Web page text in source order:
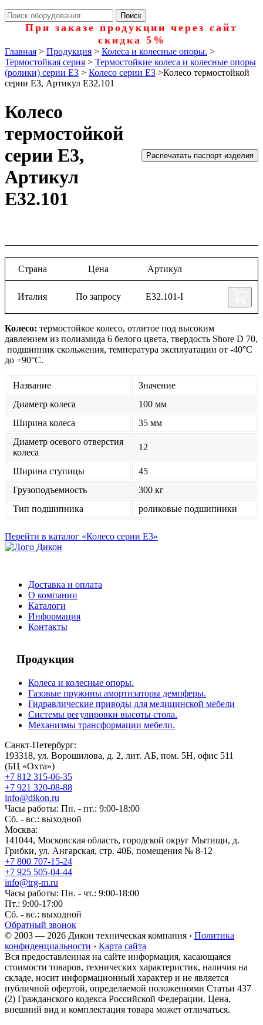
При заказе продукции через сайт
скидка 5%
Главная > Продукция > Колеса и колесные опоры. >
Термостойкая серия > Термостойкие колеса и колесные опоры
(ролики) серии Е3 > Колесо серии E3 >Колесо термостойкой
серии Е3, Артикул Е32.101
Колесо
термостойкой
серии Е3,
Артикул
Е32.101
Распечатать паспорт изделия
Колесо: термостойкое колесо, отлитое под высоким
давлением из полиамида 6 белого цвета, твердость Shore D 70,
подшипник скольжения, температура эксплуатации от -40°С
до +90°С.
Название
Значение
Диаметр колеса
100 мм
Ширина колеса
35 мм
Диаметр осевого отверстия
колеса
12
Ширина ступицы
45
Грузоподъемность
300 кг
Тип подшипника
роликовые подшипники
Страна Цена Артикул
Италия По запросу Е32.101-I
Перейти в каталог «Колесо серии E3»
Доставка и оплата
О компании
Каталоги
Информация
Контакты
Продукция
Колеса и колесные опоры.
Газовые пружины амортизаторы демпферы.
Гидравлические приводы для медицинской мебели
Системы регулировки высоты стола.
Механизмы трансформации мебели.
Санкт-Петербург:
193318, ул. Ворошилова, д. 2, лит. АБ, пом. 5Н, офис 511
(БЦ «Охта»)
+7 812 315-06-35
+7 921 320-08-88
info@dikon.ru
Часы работы: Пн. - пт.: 9:00-18:00
Сб. - вс.: выходной
Москва:
141044, Московская область, городской округ Мытищи, д.
Грибки, ул. Ангарская, стр. 40Б, помещения № 8-12
+7 800 707-15-24
+7 925 505-04-44
info@trg-m.ru
Часы работы: Пн. - чт.: 9:00-18:00
Пт.: 9:00-17:00
Сб. - вс.: выходной
Обратный звонок
© 2003 — 2026 Дикон техническая компания › Политика
конфиденциальности › Карта сайта
Вся предоставленная на сайте информация, касающаяся
стоимости товаров, технических характеристик, наличия на
складе, носит информационный характер и не является
публичной офертой, определяемой положениями Статьи 437
(2) Гражданского кодекса Российской Федерации. Цена,
внешний вид и комплектация товара может отличаться.